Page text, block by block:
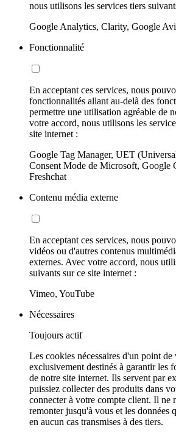
nous utilisons les services tiers
Google Analytics, Clarity, Google
Fonctionnalité
En acceptant ces services, nous
fonctionnalités allant au-delà des
permettre une utilisation agréable de
votre accord, nous utilisons les
site internet :
Google Tag Manager, UET
Consent Mode de Microsoft, Google
Freshchat
Contenu média externe
En acceptant ces services, nous
vidéos ou d'autres contenus
externes. Avec votre accord, nous
suivants sur ce site internet :
Vimeo, YouTube
Nécessaires
Toujours actif
Les cookies nécessaires d'un point
exclusivement destinés à garantir les
de notre site internet. Ils servent par
puissiez collecter des produits dans
connecter à votre compte client. Il ne
remonter jusqu'à vous et les données
en aucun cas transmises à des tiers.